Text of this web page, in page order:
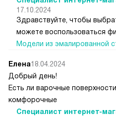
17.10.2024
Здравствуйте, чтобы
можете воспользоваться
Модели из эмалированной
Елена18.04.2024
Добрый день!
Есть ли варочные
комфорочные
Специалист интернет-